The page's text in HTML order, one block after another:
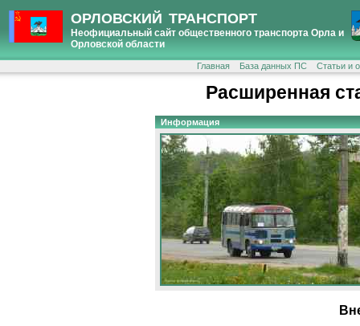
ОРЛОВСКИЙ ТРАНСПОРТ
Неофициальный сайт общественного транспорта Орла и
Орловской области
Главная База данных ПС Статьи и
Расширенная
Информация